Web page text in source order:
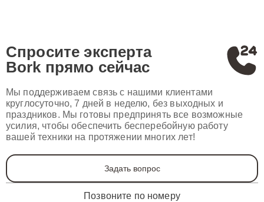
Спросите эксперта
Bork прямо сейчас
Мы поддерживаем связь с нашими клиентами
круглосуточно, 7 дней в неделю, без выходных и
праздников. Мы готовы предпринять все возможные
усилия, чтобы обеспечить бесперебойную работу
вашей техники на протяжении многих лет!
Задать вопрос
Позвоните по номеру